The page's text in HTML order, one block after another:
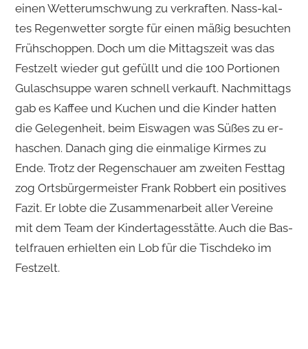
einen Wet­ter­um­schwung zu ver­kraf­ten. Nass-kal­
tes Re­gen­wet­ter sorg­te für einen mäßig be­such­ten
Früh­schop­pen. Doch um die Mit­tags­zeit was das
Fest­zelt wie­der gut ge­füllt und die 100 Por­tio­nen
Gu­lasch­sup­pe waren schnell ver­kauft. Nach­mit­tags
gab es Kaf­fee und Ku­chen und die Kin­der hat­ten
die Ge­le­gen­heit, beim Eis­wa­gen was Süßes zu er­
ha­schen. Da­nach ging die ein­ma­li­ge Kir­mes zu
Ende. Trotz der Re­gen­schau­er am zwei­ten Fest­tag
zog Orts­bür­ger­meis­ter Frank Rob­bert ein po­si­ti­ves
Fazit. Er lobte die Zu­sam­men­ar­beit aller Ver­ei­ne
mit dem Team der Kin­der­ta­ges­stät­te. Auch die Bas­
tel­frau­en er­hiel­ten ein Lob für die Tisch­de­ko im
Fest­zelt.